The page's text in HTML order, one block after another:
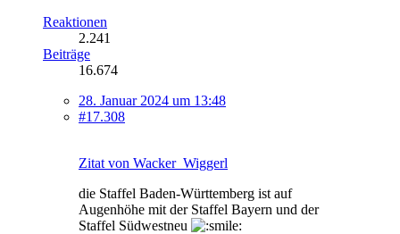
Reaktionen
2.241
Beiträge
16.674
28. Januar 2024 um 13:48
#17.308
Zitat von Wacker_Wiggerl
die Staffel Baden-Württemberg ist auf
Augenhöhe mit der Staffel Bayern und der
Staffel Südwestneu